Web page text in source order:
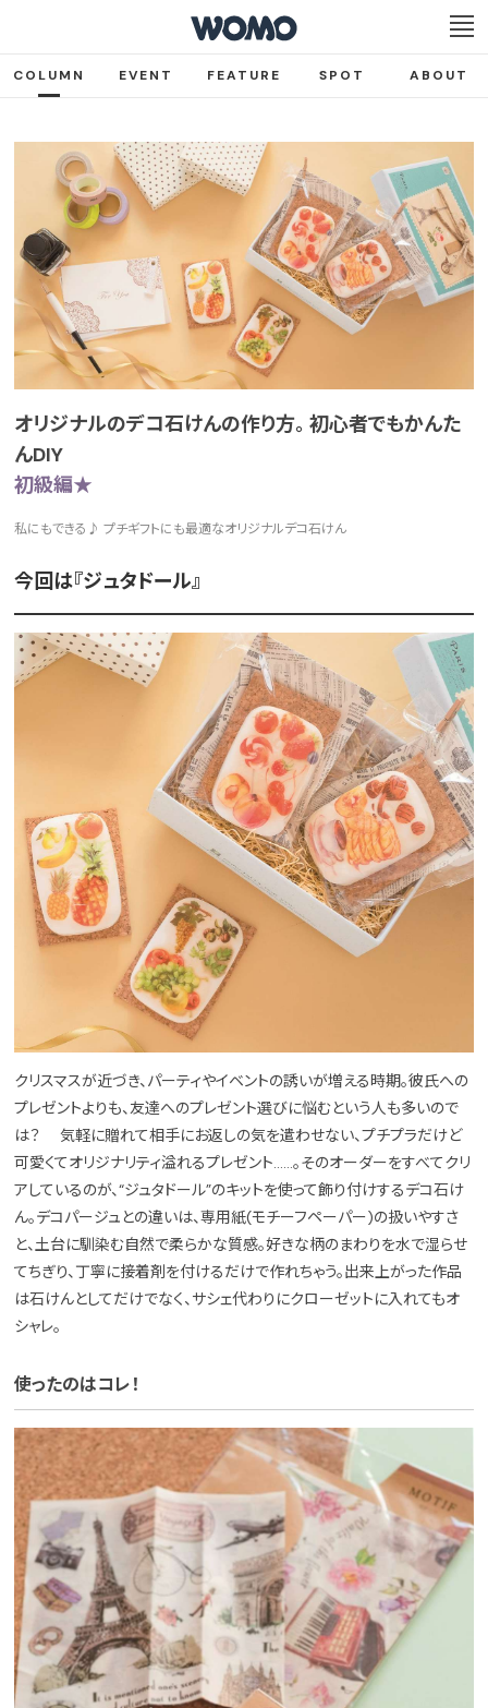
COLUMN EVENT FEATURE SPOT ABOUT
オリジナルのデコ石けんの作り方。 初心者でもかんた
んDIY
初級編★
私にもできる♪ プチギフトにも最適なオリジナルデコ石けん
今回は『ジュタドール』
クリスマスが近づき、パーティやイベントの誘いが増える時期。彼氏への
プレゼントよりも、友達へのプレゼント選びに悩むという人も多いので
は？ 気軽に贈れて相手にお返しの気を遣わせない、プチプラだけど
可愛くてオリジナリティ溢れるプレゼント……。そのオーダーをすべてクリ
アしているのが、“ジュタドール”のキットを使って飾り付けするデコ石け
ん。デコパージュとの違いは、専用紙(モチーフペーパー)の扱いやすさ
と、土台に馴染む自然で柔らかな質感。好きな柄のまわりを水で湿らせ
てちぎり、丁寧に接着剤を付けるだけで作れちゃう。出来上がった作品
は石けんとしてだけでなく、サシェ代わりにクローゼットに入れてもオ
シャレ。
使ったのはコレ！